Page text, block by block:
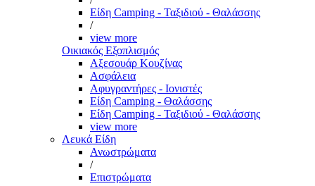
Είδη Camping - Ταξιδιού - Θαλάσσης
/
view more
Οικιακός Εξοπλισμός
Αξεσουάρ Κουζίνας
Ασφάλεια
Αφυγραντήρες - Ιονιστές
Είδη Camping - Θαλάσσης
Είδη Camping - Ταξιδιού - Θαλάσσης
view more
Λευκά Είδη
Ανωστρώματα
/
Επιστρώματα